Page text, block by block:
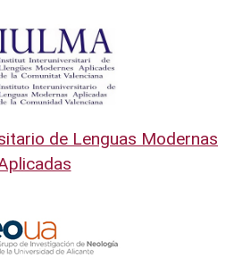
de Lenguas Modernas